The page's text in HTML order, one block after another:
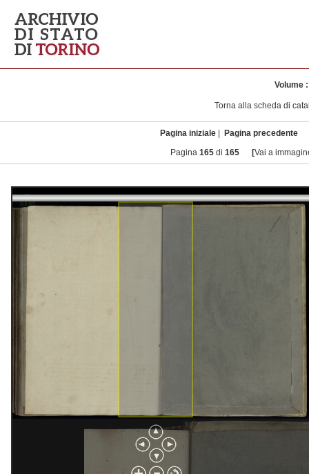
Volume
Torna alla scheda di
Pagina iniziale
Pagina precedente
Pagina 165 di 165 [Vai a